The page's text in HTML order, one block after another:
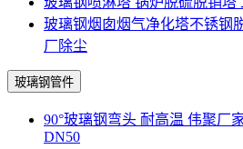
玻璃钢烟囱烟气净化塔不锈钢
厂除尘
玻璃钢管件
90°玻璃钢弯头 耐高温 伟聚厂
DN50